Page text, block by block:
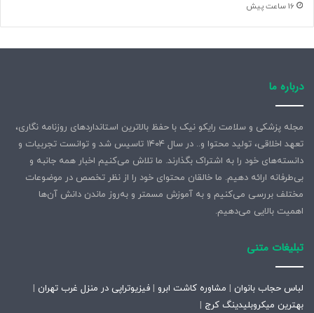
16 ساعت پیش
درباره ما
مجله پزشکی و سلامت رایکو نیک با حفظ بالاترین استانداردهای روزنامه نگاری،
تعهد اخلاقی، تولید محتوا و.. در سال ۱۴۰۴ تاسیس شد و توانست تجربیات و
دانسته‌های خود را به اشتراک بگذارند. ما تلاش می‌کنیم اخبار همه جانبه و
بی‌طرفانه ارائه دهیم. ما خالقان محتوای خود را از نظر تخصص در موضوعات
مختلف بررسی می‌کنیم و به آموزش مسمتر و به‌روز ماندن دانش آن‌ها
اهمیت بالایی می‌دهیم.
تبلیغات متنی
لباس حجاب بانوان | مشاوره کاشت ابرو | فیزیوتراپی در منزل غرب تهران |
بهترین میکروبلیدینگ کرج |